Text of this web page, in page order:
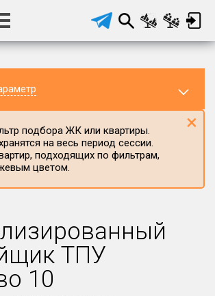
подбора ЖК или квартиры.
на весь период сессии.
подходящих по фильтрам,
цветом.
×
ТПУ
10